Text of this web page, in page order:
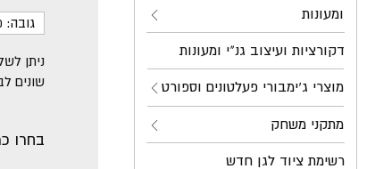
ומעונות
דקורציות ועיצוב גנ"י ומעונות
מוצרי ג'ימבורי פעלטונים וספורט
מתקני משחק
רשימת ציוד לגן חדש
גובה: 30 ס"מ
ניתן
שונים
בחרו